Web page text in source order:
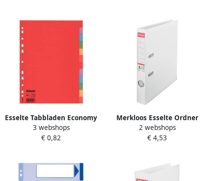
Esselte Tabbladen Economy
A4 12-delig karton 11-rings
assorti
3 webshops
€ 0,82
Merkloos Esselte Ordner
Power N° 1 Vivida ft A4 rug
van 5 cm wit
2 webshops
€ 4,53